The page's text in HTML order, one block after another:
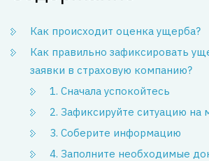
Как происходит оценка ущерба?
Как правильно зафиксировать
заявки в страховую компанию?
1. Сначала успокойтесь
2. Зафиксируйте ситуацию на
3. Соберите информацию
4. Заполните необходимые